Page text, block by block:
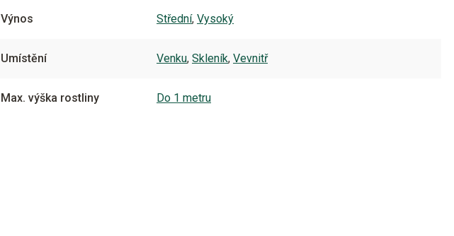
Výnos Střední, Vysoký
Umístění Venku, Skleník, Vevnitř
Max. výška rostliny Do 1 metru